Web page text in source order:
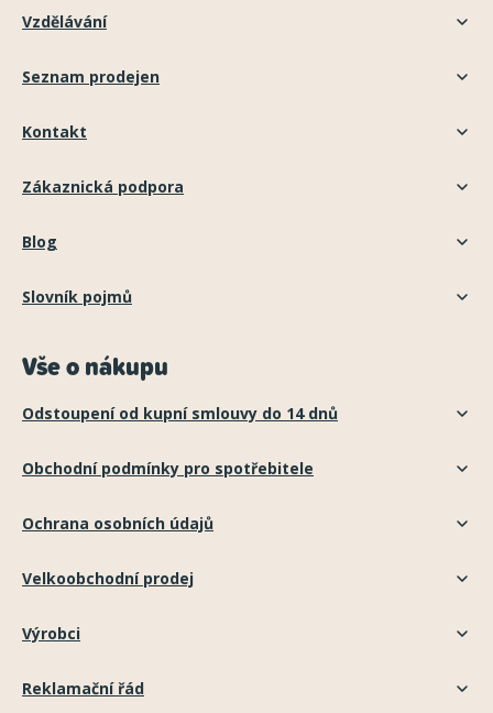
Vzdělávání
Seznam prodejen
Kontakt
Zákaznická podpora
Blog
Slovník pojmů
Vše o nákupu
Odstoupení od kupní smlouvy do 14 dnů
Obchodní podmínky pro spotřebitele
Ochrana osobních údajů
Velkoobchodní prodej
Výrobci
Reklamační řád